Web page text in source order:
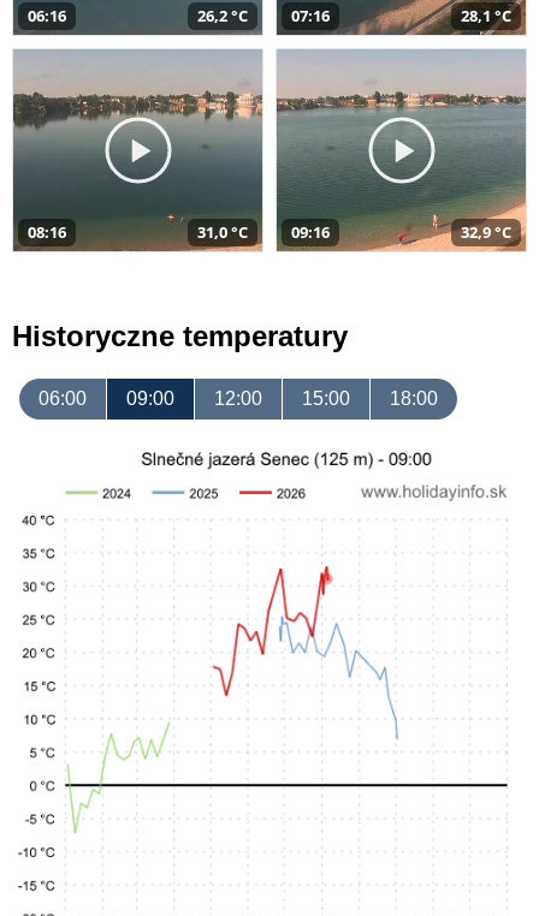
06:16 26,2 °C 07:16 28,1 °C
08:16 31,0 °C 09:16 32,9 °C
Historyczne temperatury
06:00 09:00 12:00 15:00 18:00